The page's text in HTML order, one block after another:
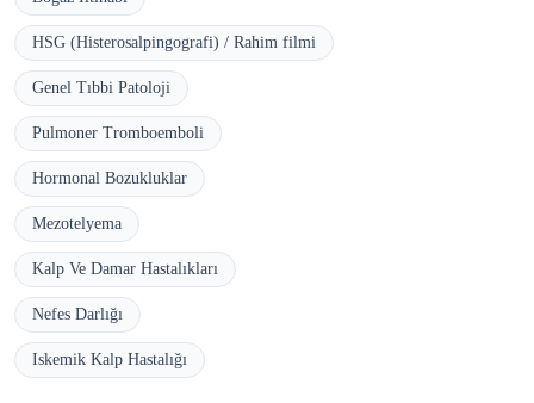
HSG (Histerosalpingografi) / Rahim filmi
Genel Tıbbi Patoloji
Pulmoner Tromboemboli
Hormonal Bozukluklar
Mezotelyema
Kalp Ve Damar Hastalıkları
Nefes Darlığı
Iskemik Kalp Hastalığı